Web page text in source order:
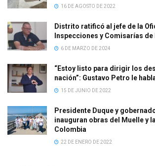
16 DE AGOSTO DE 2022
Distrito ratificó al jefe de la
Inspecciones y Comisarías de
6 DE MARZO DE 2024
“Estoy listo para dirigir los
nación”: Gustavo Petro le
15 DE JUNIO DE 2022
Presidente Duque y
inauguran obras del Muelle y
Colombia
22 DE ENERO DE 2022